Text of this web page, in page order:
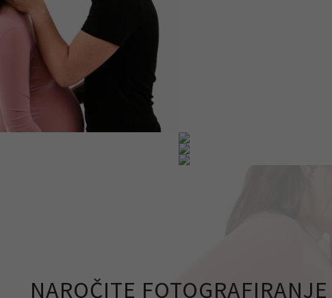
NAROČITE FOTOGRAFIRANJE